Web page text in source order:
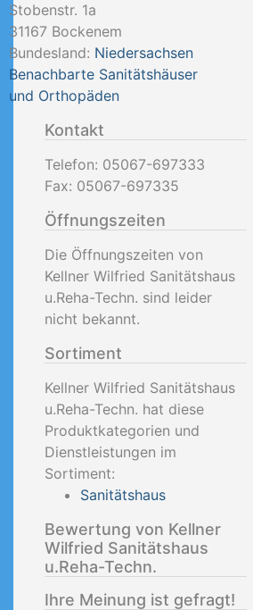
Stobenstr. 1a
31167 Bockenem
Bundesland: Niedersachsen
Benachbarte Sanitätshäuser
und Orthopäden
Kontakt
Telefon: 05067-697333
Fax: 05067-697335
Öffnungszeiten
Die Öffnungszeiten von
Kellner Wilfried Sanitätshaus
u.Reha-Techn. sind leider
nicht bekannt.
Sortiment
Kellner Wilfried Sanitätshaus
u.Reha-Techn. hat diese
Produktkategorien und
Dienstleistungen im
Sortiment:
Sanitätshaus
Bewertung von Kellner
Wilfried Sanitätshaus
u.Reha-Techn.
Ihre Meinung ist gefragt!